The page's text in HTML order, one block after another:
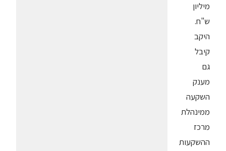
מיליון
ש"ח.
היקב
קיבל
גם
מענק
השקעה
ממינהלת
מרכז
ההשקעות